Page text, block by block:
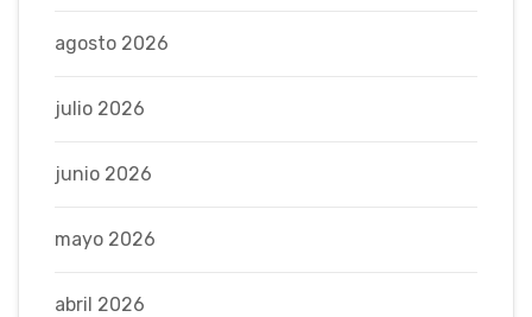
agosto 2026
julio 2026
junio 2026
mayo 2026
abril 2026